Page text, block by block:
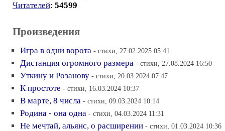
Читателей: 54599
Произведения
Игра в одни ворота - стихи, 27.02.2025 05:41
Дистанция огромного размера - стихи, 27.08.2024 16:50
Уткину и Розанову - стихи, 20.03.2024 07:47
К простоте - стихи, 16.03.2024 10:37
В марте, 8 числа - стихи, 09.03.2024 10:14
Родина - она одна - стихи, 04.03.2024 11:31
Не мечтай, альянс, о расширении - стихи, 01.03.2024 10:36